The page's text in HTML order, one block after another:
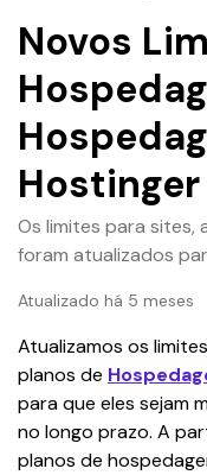
Novos
Hostinger
Os limites para sites,
foram atualizados
Atualizado há 5 meses
Atualizamos os
planos de
para que eles sejam
no longo prazo. A
planos de